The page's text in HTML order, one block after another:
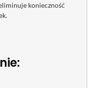
konieczność